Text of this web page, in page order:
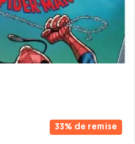
33% de remise